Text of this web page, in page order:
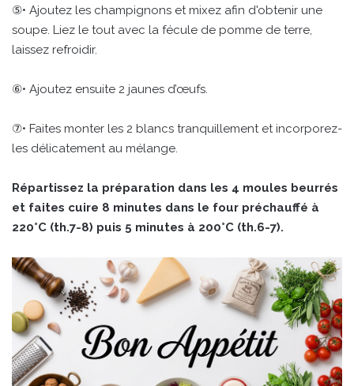
⑤• Ajoutez les champignons et mixez afin d'obtenir une
soupe. Liez le tout avec la fécule de pomme de terre,
laissez refroidir.
⑥• Ajoutez ensuite 2 jaunes d’œufs.
⑦• Faites monter les 2 blancs tranquillement et incorporez-
les délicatement au mélange.
Répartissez la préparation dans les 4 moules beurrés
et faites cuire 8 minutes dans le four préchauffé à
220°C (th.7-8) puis 5 minutes à 200°C (th.6-7).